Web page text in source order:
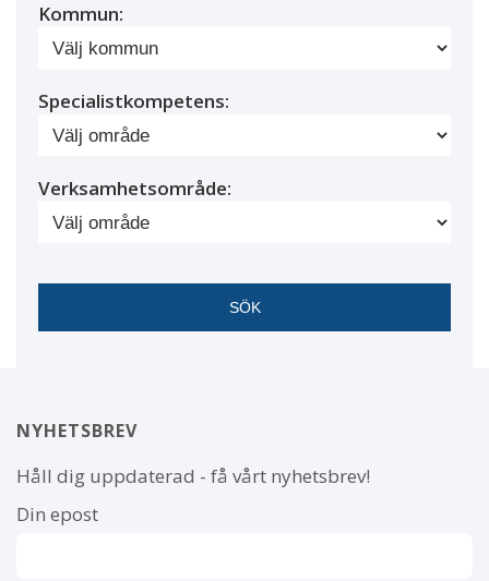
Kommun:
Specialistkompetens:
Verksamhetsområde:
NYHETSBREV
Håll dig uppdaterad - få vårt nyhetsbrev!
Din epost